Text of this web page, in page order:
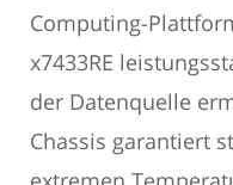
Computing-
x7433RE
der Datenquelle
Chassis garantiert